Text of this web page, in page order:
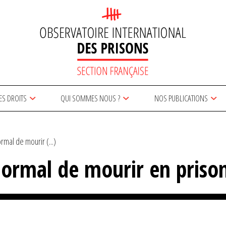
DROITS QUI SOMMES NOUS ? NOS PUBLICATIONS
de mourir (...)
de mourir en